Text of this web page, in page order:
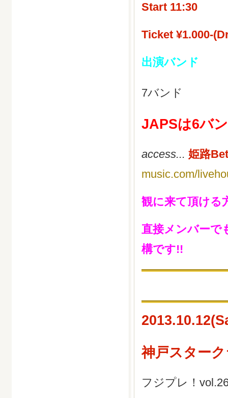
Start 11:30
Ticket ¥1.000-
出演バンド
7バンド
JAPSは6バ
access... 姫路
music.com/
観に来て頂ける
直接メンバーで
構です!!
神戸スター
フジプレ！